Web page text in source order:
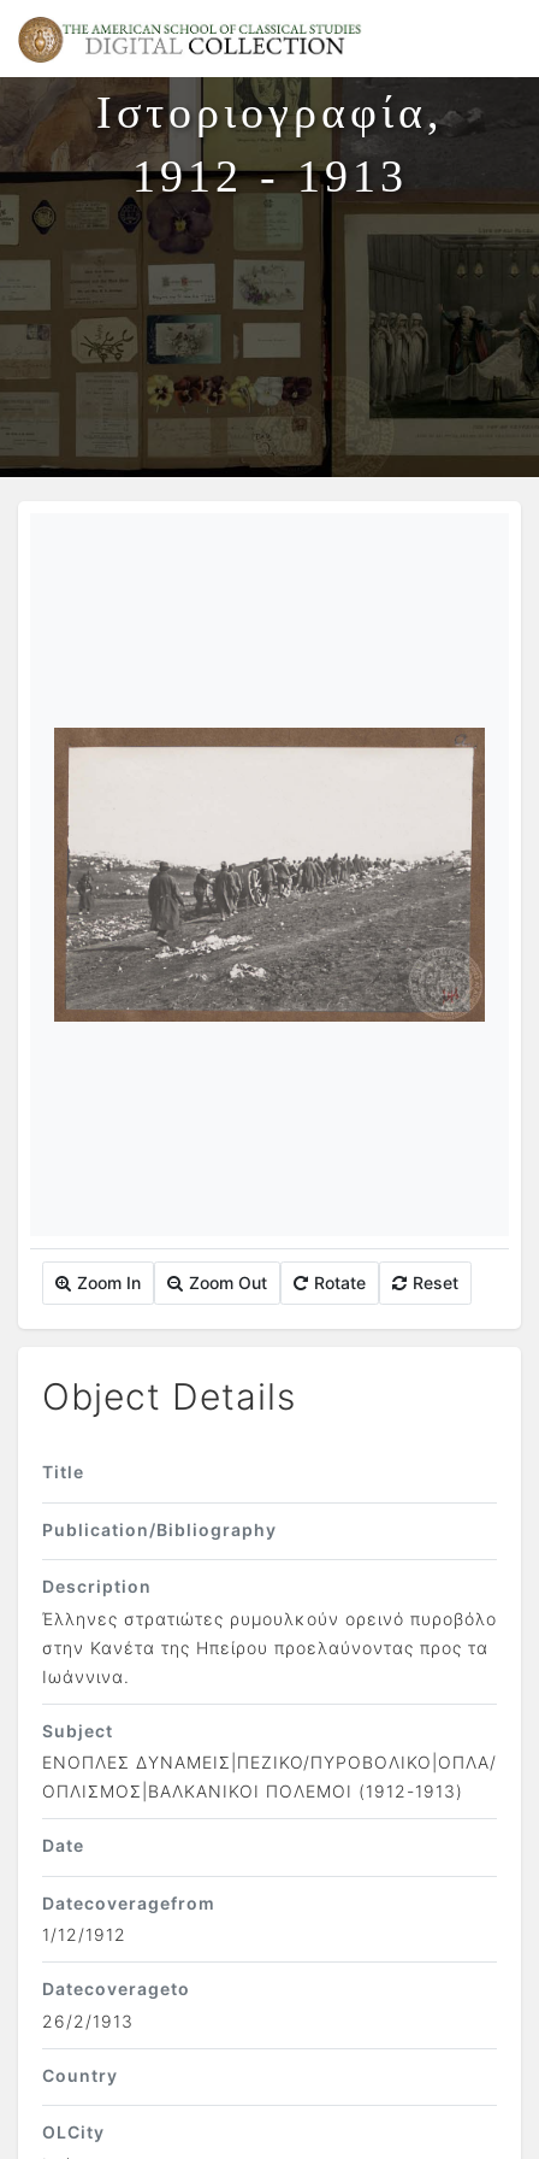
Ιστοριογραφία,
1912 - 1913
Zoom In Zoom Out Rotate Reset
Object Details
Title
Publication/Bibliography
Description
Έλληνες στρατιώτες ρυμουλκούν ορεινό πυροβόλο
στην Κανέτα της Ηπείρου προελαύνοντας προς τα
Ιωάννινα.
Subject
ΕΝΟΠΛΕΣ ΔΥΝΑΜΕΙΣ|ΠΕΖΙΚΟ/ΠΥΡΟΒΟΛΙΚΟ|ΟΠΛΑ/
ΟΠΛΙΣΜΟΣ|ΒΑΛΚΑΝΙΚΟΙ ΠΟΛΕΜΟΙ (1912-1913)
Date
Datecoveragefrom
1/12/1912
Datecoverageto
26/2/1913
Country
OLCity